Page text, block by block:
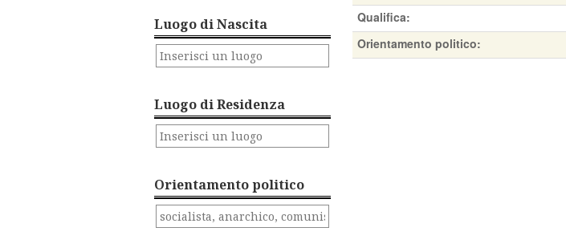
Luogo di Nascita
Luogo di Residenza
Orientamento politico
Qualifica:
Orientamento politico: